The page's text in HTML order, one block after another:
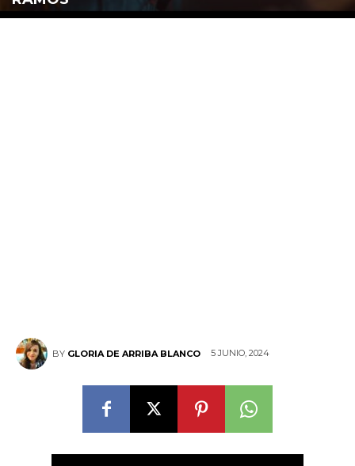
BY GLORIA DE ARRIBA BLANCO 5 JUNIO, 2024